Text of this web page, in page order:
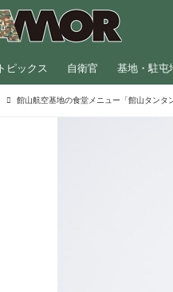
トピックス 自衛官 基地・駐屯